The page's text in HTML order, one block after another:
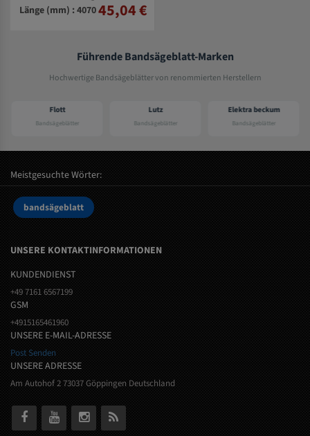
Länge (mm) : 407045,04 €
Führende Bandsägeblatt-Marken
Hochwertige Bandsägeblätter von renommierten Herstellern
Flott
Bandsägeblätter
Lutz
Bandsägeblätter
Elektra beckum
Bandsägeblätter
Meistgesuchte Wörter:
bandsägeblatt
UNSERE KONTAKTINFORMATIONEN
KUNDENDIENST
+49 7161 6567199
GSM
+4915165461960
UNSERE E-MAIL-ADRESSE
Post Senden
UNSERE ADRESSE
Am Autohof 2 73037 Göppingen Deutschland